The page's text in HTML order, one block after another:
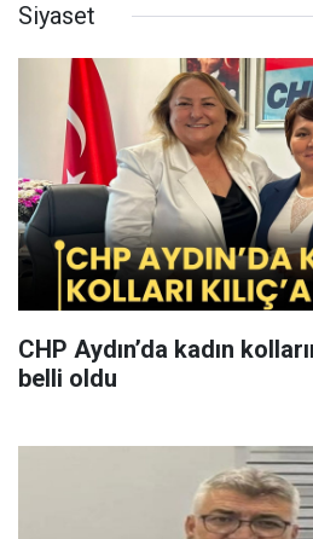
Siyaset
CHP Aydın’da kadın
belli oldu